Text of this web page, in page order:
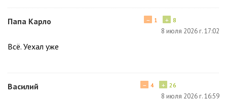
Папа Карло + 8
− 1
8 июля 2026 г. 17:02
Всё. Уехал уже
Василий + 26
− 4
8 июля 2026 г. 16:59